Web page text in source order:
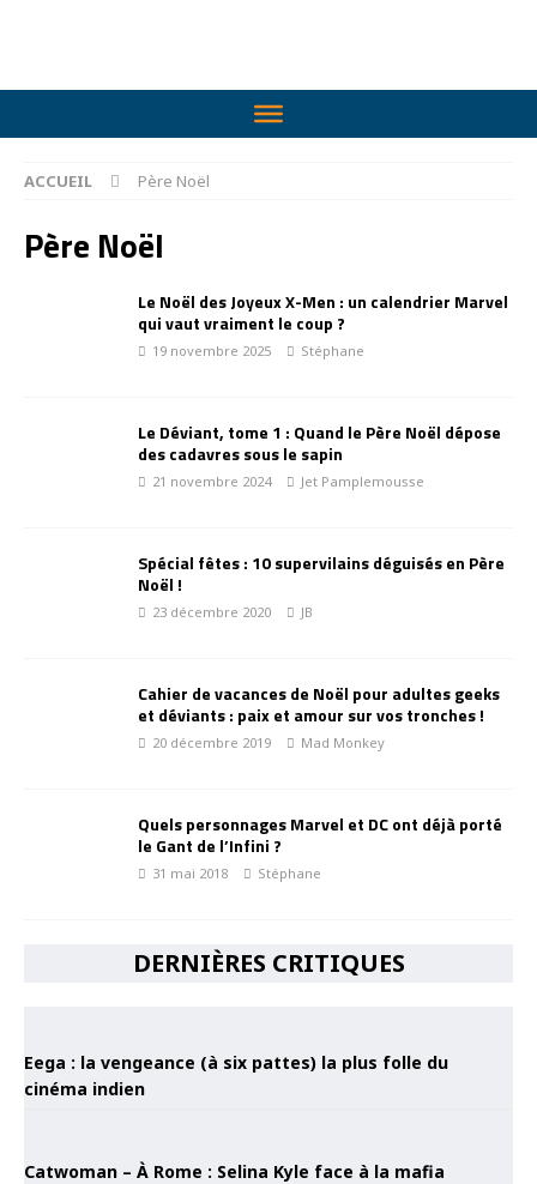
ACCUEIL Père Noël
Père Noël
Le Noël des Joyeux X-Men : un calendrier Marvel
qui vaut vraiment le coup ?
19 novembre 2025 Stéphane
Le Déviant, tome 1 : Quand le Père Noël dépose
des cadavres sous le sapin
21 novembre 2024 Jet Pamplemousse
Spécial fêtes : 10 supervilains déguisés en Père
Noël !
23 décembre 2020 JB
Cahier de vacances de Noël pour adultes geeks
et déviants : paix et amour sur vos tronches !
20 décembre 2019 Mad Monkey
Quels personnages Marvel et DC ont déjà porté
le Gant de l’Infini ?
31 mai 2018 Stéphane
DERNIÈRES CRITIQUES
Eega : la vengeance (à six pattes) la plus folle du
cinéma indien
Catwoman – À Rome : Selina Kyle face à la mafia